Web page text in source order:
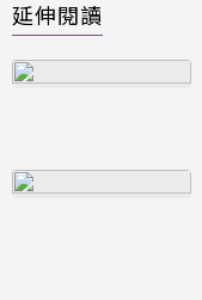
延伸閱讀